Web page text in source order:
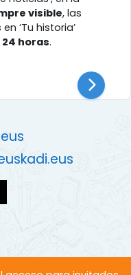
visible, las
‘Tu historia’
horas.